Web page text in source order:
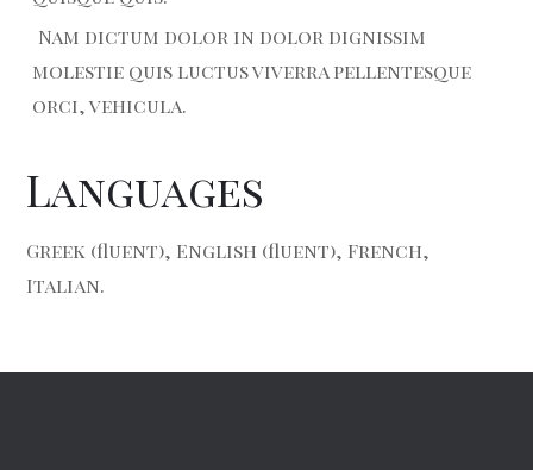
Nam dictum dolor in dolor dignissim
molestie quis luctus viverra pellentesque
orci, vehicula.
Languages
Greek (fluent), English (fluent), French,
Italian.